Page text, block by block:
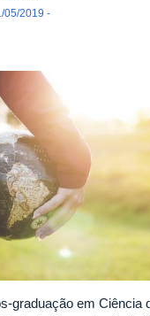
05/2019 -
graduação em Ciência